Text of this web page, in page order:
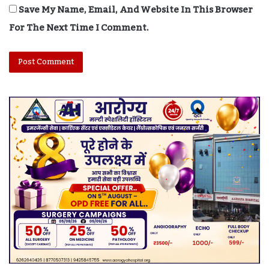
Save My Name, Email, And Website In This Browser
For The Next Time I Comment.